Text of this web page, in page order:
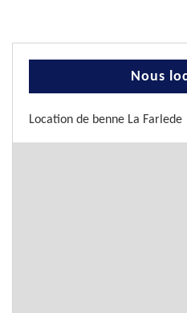
Nous
Location de benne La Farlede